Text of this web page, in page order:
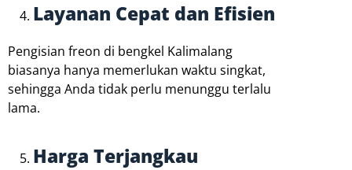
Layanan Cepat dan Efisien
Pengisian freon di bengkel Kalimalang
biasanya hanya memerlukan waktu singkat,
sehingga Anda tidak perlu menunggu terlalu
lama.
Harga Terjangkau